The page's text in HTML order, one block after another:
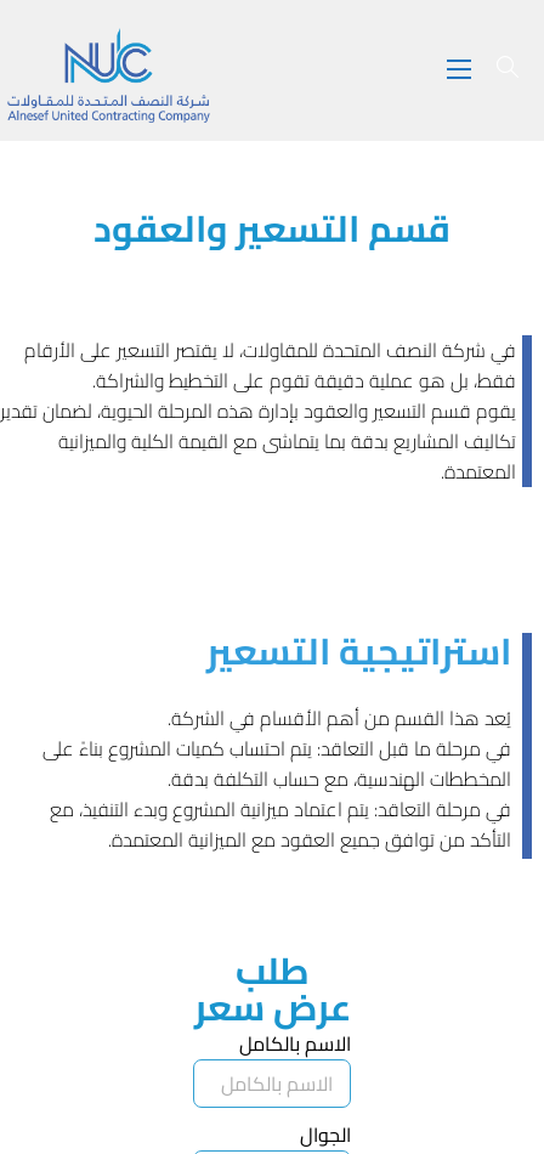
قسم التسعير والعقود
في شركة النصف المتحدة للمقاولات، لا يقتصر التسعير على الأرقام
فقط، بل هو عملية دقيقة تقوم على التخطيط والشراكة.
يقوم قسم التسعير والعقود بإدارة هذه المرحلة الحيوية، لضمان تقدير
تكاليف المشاريع بدقة بما يتماشى مع القيمة الكلية والميزانية
المعتمدة.
استراتيجيةالتسعير
يُعد هذا القسم من أهم الأقسام في الشركة.
في مرحلة ما قبل التعاقد: يتم احتساب كميات المشروع بناءً على
المخططات الهندسية، مع حساب التكلفة بدقة.
في مرحلة التعاقد: يتم اعتماد ميزانية المشروع وبدء التنفيذ، مع
التأكد من توافق جميع العقود مع الميزانية المعتمدة.
طلب
عرض سعر
الاسم بالكامل
الجوال